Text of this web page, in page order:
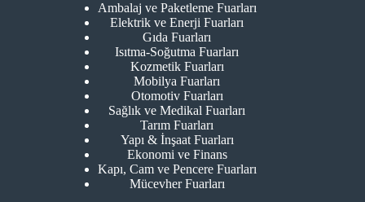
Ambalaj ve Paketleme Fuarları
Elektrik ve Enerji Fuarları
Gıda Fuarları
Isıtma-Soğutma Fuarları
Kozmetik Fuarları
Mobilya Fuarları
Otomotiv Fuarları
Sağlık ve Medikal Fuarları
Tarım Fuarları
Yapı & İnşaat Fuarları
Ekonomi ve Finans
Kapı, Cam ve Pencere Fuarları
Mücevher Fuarları